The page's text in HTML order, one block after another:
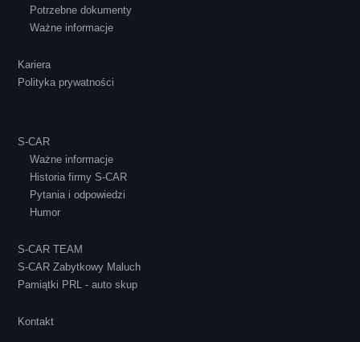
Potrzebne dokumenty
Ważne informacje
Kariera
Polityka prywatności
S-CAR
Ważne informacje
Historia firmy S-CAR
Pytania i odpowiedzi
Humor
S-CAR TEAM
S-CAR Zabytkowy Maluch
Pamiątki PRL - auto skup
Kontakt